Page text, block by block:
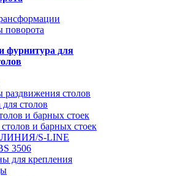
фурнитура для
столов
столов
и барных стоек
и барных стоек
ЛИНИЯ/S-LINE
3506
для крепления